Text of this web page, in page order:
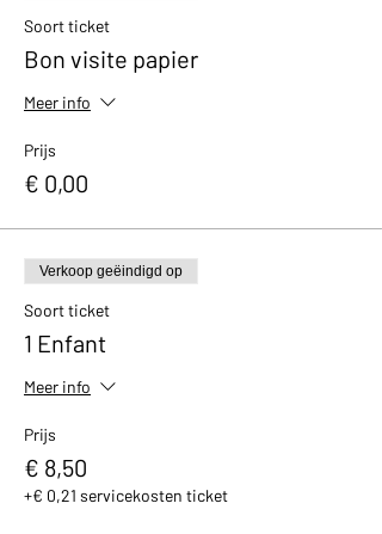
de 10% valable dans notre boutique.
Soort ticket
Bon visite papier
Meer info
Prijs
€ 0,00
Verkoop geëindigd op
Soort ticket
1 Enfant
Meer info
Prijs
€ 8,50
+€ 0,21 servicekosten ticket